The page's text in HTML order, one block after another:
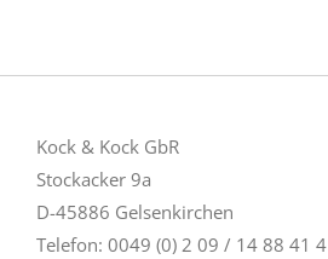
Kock & Kock GbR
Stockacker 9a
D-45886 Gelsenkirchen
Telefon: 0049 (0) 2 09 / 14 88 41 4